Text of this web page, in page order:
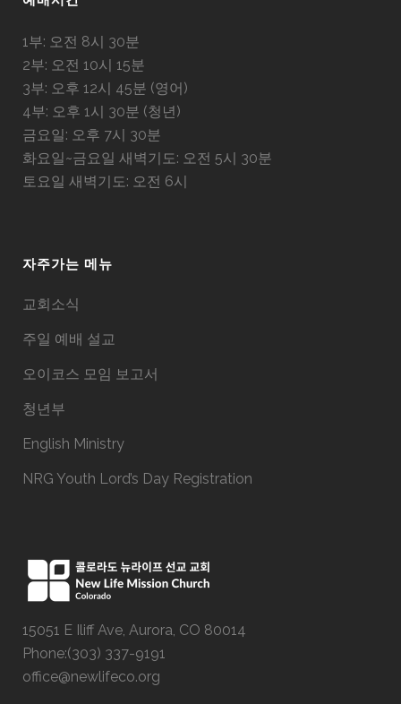
1부: 오전 8시 30분
2부: 오전 10시 15분
3부: 오후 12시 45분 (영어)
4부: 오후 1시 30분 (청년)
금요일: 오후 7시 30분
화요일~금요일 새벽기도: 오전 5시 30분
토요일 새벽기도: 오전 6시
자주가는 메뉴
교회소식
주일 예배 설교
오이코스 모임 보고서
청년부
English Ministry
NRG Youth Lord’s Day Registration
15051 E Iliff Ave, Aurora, CO 80014
Phone:(303) 337-9191
office@newlifeco.org